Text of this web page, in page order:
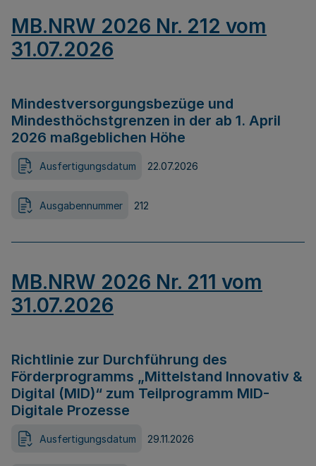
MB.NRW 2026 Nr. 212 vom
31.07.2026
Mindestversorgungsbezüge und
Mindesthöchstgrenzen in der ab 1. April
2026 maßgeblichen Höhe
Ausfertigungsdatum 22.07.2026
Ausgabennummer 212
MB.NRW 2026 Nr. 211 vom
31.07.2026
Richtlinie zur Durchführung des
Förderprogramms „Mittelstand Innovativ &
Digital (MID)“ zum Teilprogramm MID-
Digitale Prozesse
Ausfertigungsdatum 29.11.2026